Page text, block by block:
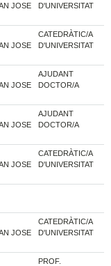
JOSE
D'UNIVERSITAT
JOSE
CATEDRÀTIC/A
D'UNIVERSITAT
JOSE
AJUDANT
DOCTOR/A
JOSE
AJUDANT
DOCTOR/A
JOSE
CATEDRÀTIC/A
D'UNIVERSITAT
JOSE
CATEDRÀTIC/A
D'UNIVERSITAT
PROF.